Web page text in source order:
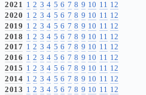
2021 1 2 3 4 5 6 7 8 9 10 11 12
2020 1 2 3 4 5 6 7 8 9 10 11 12
2019 1 2 3 4 5 6 7 8 9 10 11 12
2018 1 2 3 4 5 6 7 8 9 10 11 12
2017 1 2 3 4 5 6 7 8 9 10 11 12
2016 1 2 3 4 5 6 7 8 9 10 11 12
2015 1 2 3 4 5 6 7 8 9 10 11 12
2014 1 2 3 4 5 6 7 8 9 10 11 12
2013 1 2 3 4 5 6 7 8 9 10 11 12